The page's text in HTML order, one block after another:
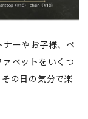
ナーやお子様、ペ
ベットをいくつ
の日の気分で楽